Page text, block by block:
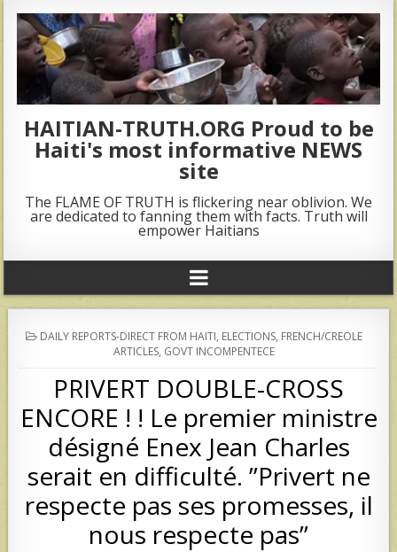
HAITIAN-TRUTH.ORG Proud to be
Haiti's most informative NEWS
site
The FLAME OF TRUTH is flickering near oblivion. We
are dedicated to fanning them with facts. Truth will
empower Haitians
POSTED
DAILY REPORTS-DIRECT FROM HAITI, ELECTIONS, FRENCH/CREOLE
ARTICLES, GOVT INCOMPENTECE
PRIVERT DOUBLE-CROSS
ENCORE ! ! Le premier ministre
désigné Enex Jean Charles
serait en difficulté. ”Privert ne
respecte pas ses promesses, il
nous respecte pas”